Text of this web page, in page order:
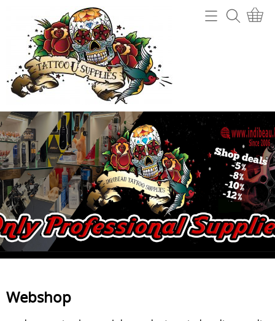
Webshop
Tattoo machines
Tattoo Naalden
Tattoo Inkt
Tips
Grips en gripcovers
Power unit + toebehoren
Stencil making
Machine onderdelen
Aftercare en hygiëne
Tattooverwijdering
Info
Contact
Mijn account
Gastenboek
Webshop